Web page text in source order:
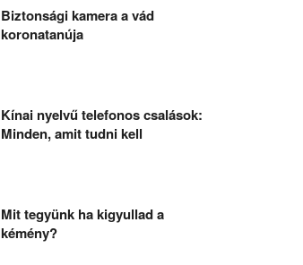
Biztonsági kamera a vád
koronatanúja
Kínai nyelvű telefonos csalások:
Minden, amit tudni kell
Mit tegyünk ha kigyullad a
kémény?